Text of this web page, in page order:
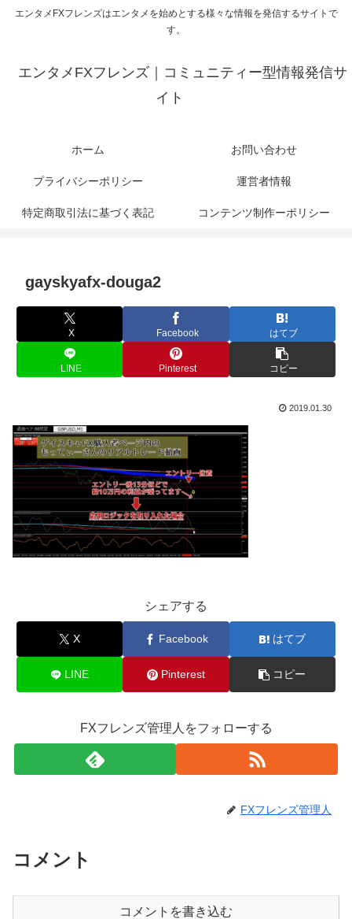
エンタメFXフレンズはエンタメを始めとする様々な情報を発信するサイトで
す。
エンタメFXフレンズ｜コミュニティー型情報発信サ
イト
ホーム お問い合わせ
プライバシーポリシー 運営者情報
特定商取引法に基づく表記 コンテンツ制作ーポリシー
gayskyafx-douga2
X Facebook はてブ
LINE Pinterest コピー
2019.01.30
シェアする
X Facebook はてブ
LINE Pinterest コピー
FXフレンズ管理人をフォローする
FXフレンズ管理人
コメント
コメントを書き込む